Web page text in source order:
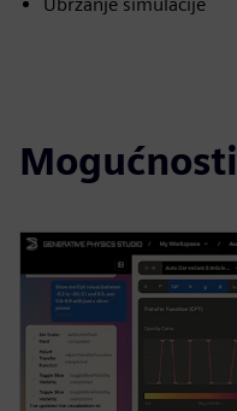
Mogućnosti